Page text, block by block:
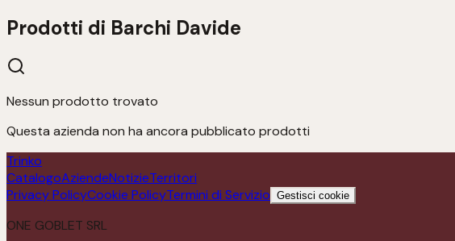
Prodotti di Barchi Davide
Nessun prodotto trovato
Questa azienda non ha ancora pubblicato prodotti
Trinko
CatalogoAziendeNotizieTerritori
Privacy PolicyCookie PolicyTermini di Servizio Gestisci cookie
ONE GOBLET SRL